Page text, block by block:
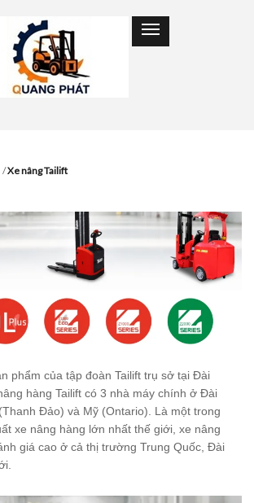
/Xe nâng Tailift
phẩm của tập đoàn Tailift trụ sở tại Đài
hàng Tailift có 3 nhà máy chính ở Đài
Đảo) và Mỹ (Ontario). Là một trong
xe nâng hàng lớn nhất thế giới, xe nâng
giá cao ở cả thị trường Trung Quốc, Đài